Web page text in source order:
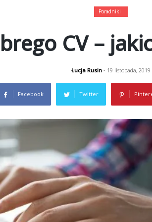
Poradniki
CV –
Łucja Rusin - 19 listopada, 2019
Facebook Twitter